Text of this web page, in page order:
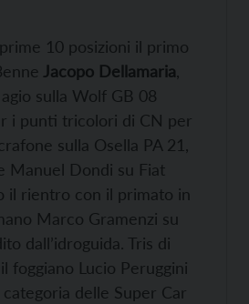
10 posizioni il primo
Jacopo Dellamaria
sulla Wolf GB 08
i punti tricolori di CN per
sulla Osella PA 21,
Manuel Dondi su Fiat
il rientro con il primato in
Marco Gramenzi su
dall’idroguida. Tris di
foggiano Lucio Peruggini
delle Super Car